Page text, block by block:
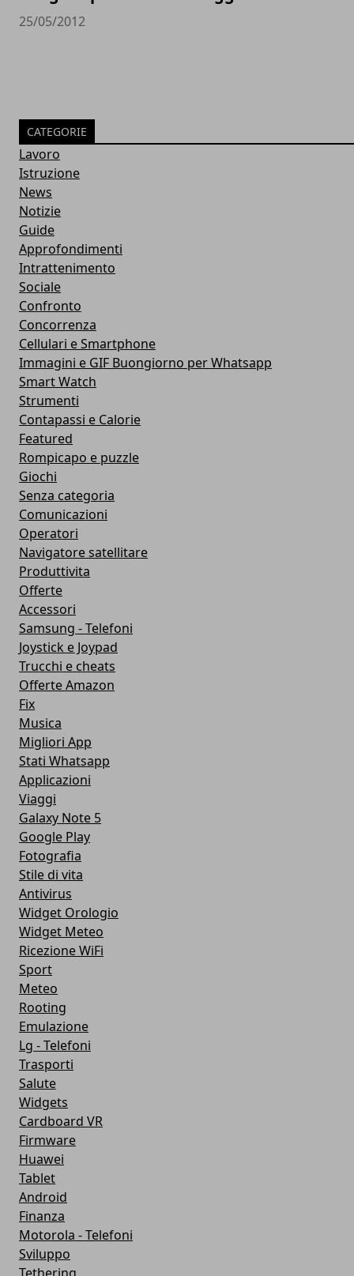
25/05/2012
CATEGORIE
Lavoro
Istruzione
News
Notizie
Guide
Approfondimenti
Intrattenimento
Sociale
Confronto
Concorrenza
Cellulari e Smartphone
Immagini e GIF Buongiorno per Whatsapp
Smart Watch
Strumenti
Contapassi e Calorie
Featured
Rompicapo e puzzle
Giochi
Senza categoria
Comunicazioni
Operatori
Navigatore satellitare
Produttivita
Offerte
Accessori
Samsung - Telefoni
Joystick e Joypad
Trucchi e cheats
Offerte Amazon
Fix
Musica
Migliori App
Stati Whatsapp
Applicazioni
Viaggi
Galaxy Note 5
Google Play
Fotografia
Stile di vita
Antivirus
Widget Orologio
Widget Meteo
Ricezione WiFi
Sport
Meteo
Rooting
Emulazione
Lg - Telefoni
Trasporti
Salute
Widgets
Cardboard VR
Firmware
Huawei
Tablet
Android
Finanza
Motorola - Telefoni
Sviluppo